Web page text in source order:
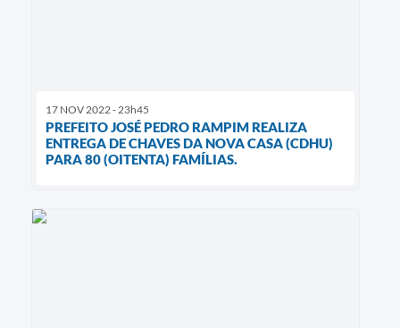
17 NOV 2022 - 23h45
PREFEITO JOSÉ PEDRO RAMPIM REALIZA
ENTREGA DE CHAVES DA NOVA CASA (CDHU)
PARA 80 (OITENTA) FAMÍLIAS.